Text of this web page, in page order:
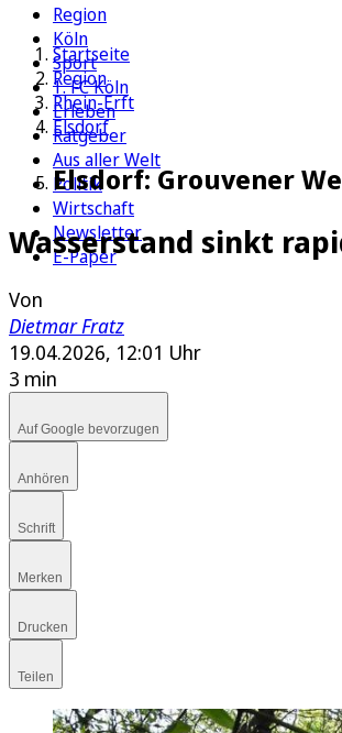
Region
Köln
Sport
1. FC Köln
Erleben
Ratgeber
Aus aller Welt
Politik
Wirtschaft
Newsletter
E-Paper
Startseite
Region
Rhein-Erft
Elsdorf
Elsdorf: Grouvener
Wasserstand sinkt
Von
Dietmar Fratz
19.04.2026, 12:01 Uhr
3 min
Auf Google bevorzugen
Anhören
Schrift
Merken
Drucken
Teilen